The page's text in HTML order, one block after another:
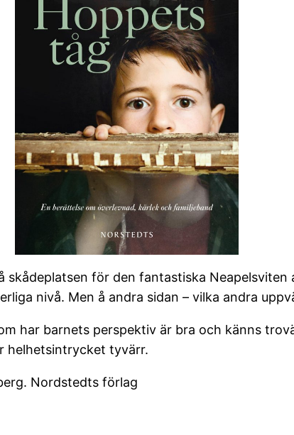
för den fantastiska Neapelsviten
nivå. Men å andra sidan – vilka andra
har barnets perspektiv är bra och känns
helhetsintrycket tyvärr.
Nordstedts förlag